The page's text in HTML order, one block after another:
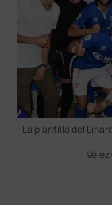
La plantilla del